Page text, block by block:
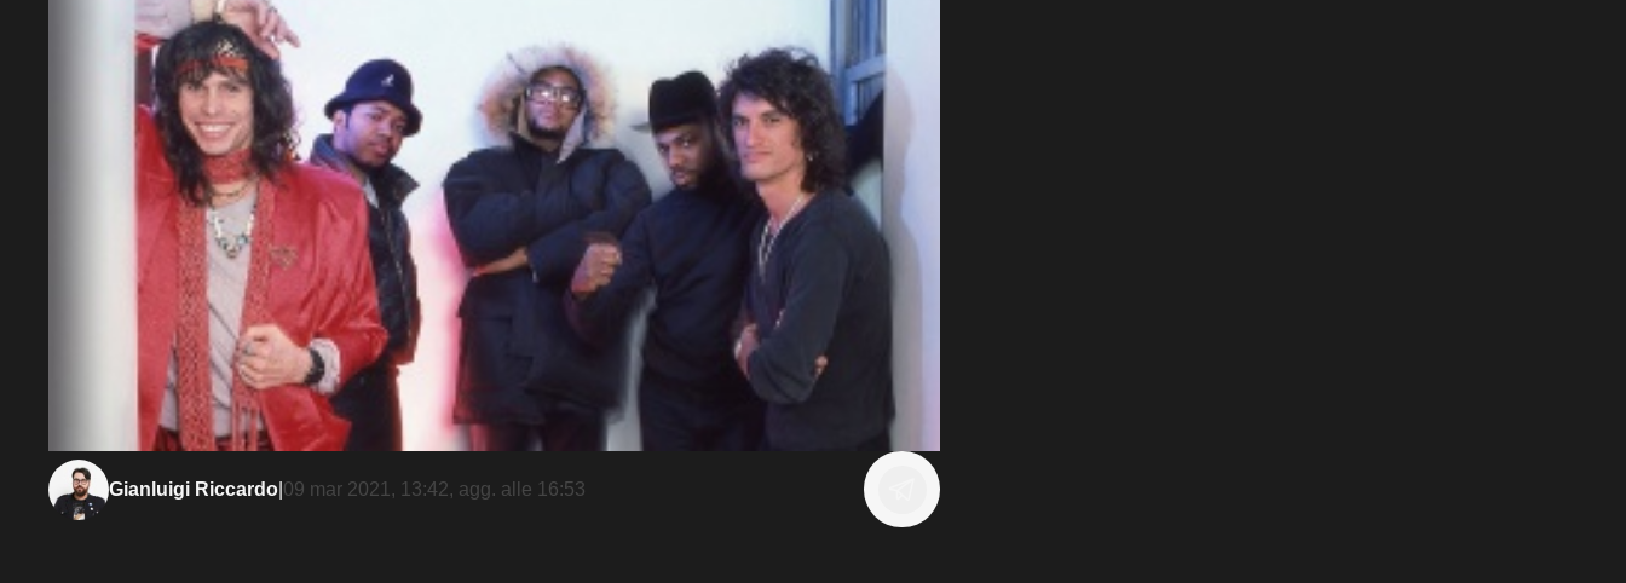
Gianluigi Riccardo 09 mar 2021, 13:42, agg. alle 16:53